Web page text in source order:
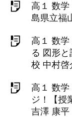
高１ 数学
島県立福
高１ 数学
る 図形
校 中村啓
高１ 数学
ジ！【授
吉澤 康平